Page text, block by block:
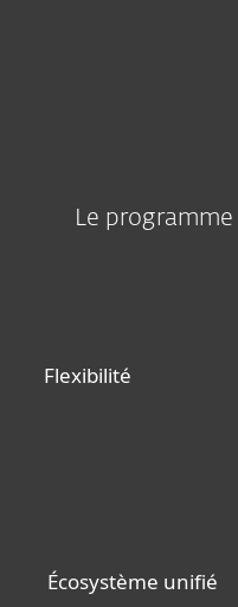
Le programme
Flexibilité
Écosystème unifié